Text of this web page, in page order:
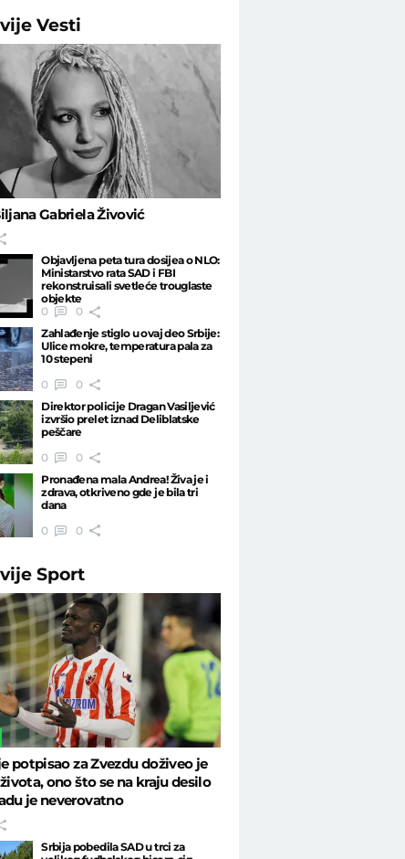
Vesti
Gabriela Živović
Objavljena peta tura dosijea o NLO:
Ministarstvo rata SAD i FBI
rekonstruisali svetleće trouglaste
objekte
0
0
Zahlađenje stiglo u ovaj deo Srbije:
Ulice mokre, temperatura pala za
10 stepeni
0
0
Direktor policije Dragan Vasiljević
izvršio prelet iznad Deliblatske
peščare
0
0
Pronađena mala Andrea! Živa je i
zdrava, otkriveno gde je bila tri
dana
0
0
Sport
potpisao za Zvezdu doživeo je
ono što se na kraju desilo
je neverovatno
Srbija pobedila SAD u trci za